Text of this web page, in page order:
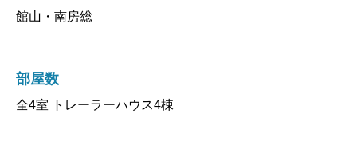
館山・南房総
部屋数
全4室 トレーラーハウス4棟